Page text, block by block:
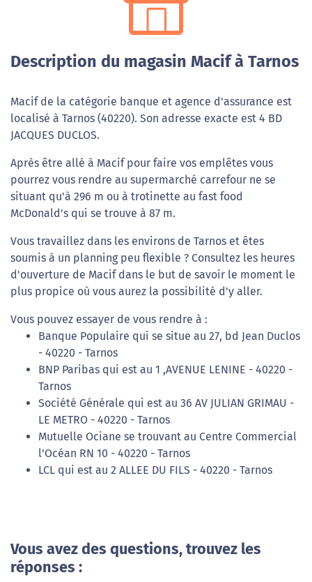
Description du magasin Macif à Tarnos
Macif de la catégorie banque et agence d'assurance est
localisé à Tarnos (40220). Son adresse exacte est 4 BD
JACQUES DUCLOS.
Après être allé à Macif pour faire vos emplêtes vous
pourrez vous rendre au supermarché carrefour ne se
situant qu'à 296 m ou à trotinette au fast food
McDonald's qui se trouve à 87 m.
Vous travaillez dans les environs de Tarnos et êtes
soumis à un planning peu flexible ? Consultez les heures
d'ouverture de Macif dans le but de savoir le moment le
plus propice où vous aurez la possibilité d'y aller.
Vous pouvez essayer de vous rendre à :
Banque Populaire qui se situe au 27, bd Jean Duclos
- 40220 - Tarnos
BNP Paribas qui est au 1 ,AVENUE LENINE - 40220 -
Tarnos
Société Générale qui est au 36 AV JULIAN GRIMAU -
LE METRO - 40220 - Tarnos
Mutuelle Ociane se trouvant au Centre Commercial
l'Océan RN 10 - 40220 - Tarnos
LCL qui est au 2 ALLEE DU FILS - 40220 - Tarnos
Vous avez des questions, trouvez les
réponses :